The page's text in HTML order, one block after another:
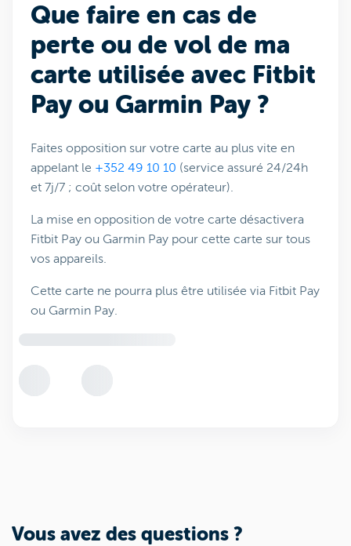
Que faire en cas de
perte ou de vol de ma
carte utilisée avec Fitbit
Pay ou Garmin Pay ?
Faites opposition sur votre carte au plus vite en
appelant le +352 49 10 10 (service assuré 24/24h
et 7j/7 ; coût selon votre opérateur).
La mise en opposition de votre carte désactivera
Fitbit Pay ou Garmin Pay pour cette carte sur tous
vos appareils.
Cette carte ne pourra plus être utilisée via Fitbit Pay
ou Garmin Pay.
Vous avez des questions ?